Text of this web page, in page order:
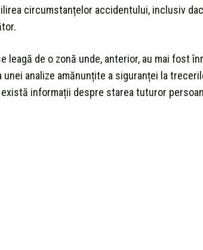
circumstanțelor accidentului, inclusiv
leagă de o zonă unde, anterior, au mai fost
unei analize amănunțite a siguranței la
informații despre starea tuturor